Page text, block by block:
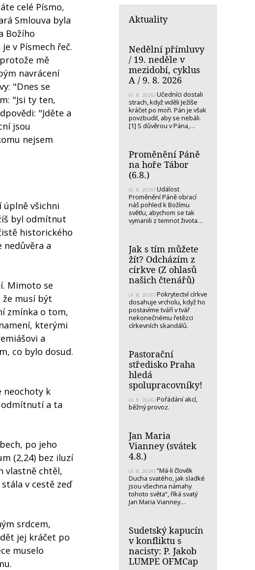
celé Písmo,
Smlouva byla
Božího
v Písmech řeč.
mě
navrácení
"Dnes se
"Jsi ty ten,
"Jděte a
jsou
nejsem
úplně všichni
byl odmítnut
historického
nedůvěra a
Mimoto se
že musí být
zmínka o tom,
kterými
a
co bylo dosud.
neochoty k
odmítnutí a ta
po jeho
(2,24) bez iluzí
vlastně chtěl,
v cestě zeď
srdcem,
jej kráčet po
muselo
Aktuality
Nedělní přímluvy
/ 19. neděle v
mezidobí, cyklus
A / 9. 8. 2026
(5. 8. 2026) Učedníci dostali
strach, když viděli Ježíše
kráčet po moři. Pán je však
povzbudil, aby se nebáli.
[1] S důvěrou v Pána,…
Proměnění Páně
na hoře Tábor
(6.8.)
(5. 8. 2026) Událost
Proměnění Páně obrací
náš pohled k Božímu
světlu, abychom se tak
vymanili z temnot života…
Jak s tím můžete
žít? Odcházím z
církve (Z ohlasů
našich čtenářů)
(4. 8. 2026) Pokrytectví církve
dosahuje vrcholu, když ho
postavíme tváří v tvář
nekonečnému řetězci
církevních skandálů.
Pastorační
středisko Praha
hledá
spolupracovníky!
(3. 8. 2026) Pořádání akcí,
běžný provoz.
Jan Maria
Vianney (svátek
4.8.)
(3. 8. 2026) “Má-li člověk
Ducha svatého, jak sladké
jsou všechna námahy
tohoto světa“, říká svatý
Jan Maria Vianney…
Sudetský kapucín
v konfliktu s
nacisty: P. Jakob
LUMPE OFMCap